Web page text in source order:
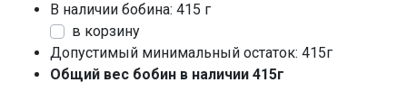
В наличии бобина: 415 г
в корзину
Допустимый минимальный остаток: 415г
Общий вес бобин в наличии 415г